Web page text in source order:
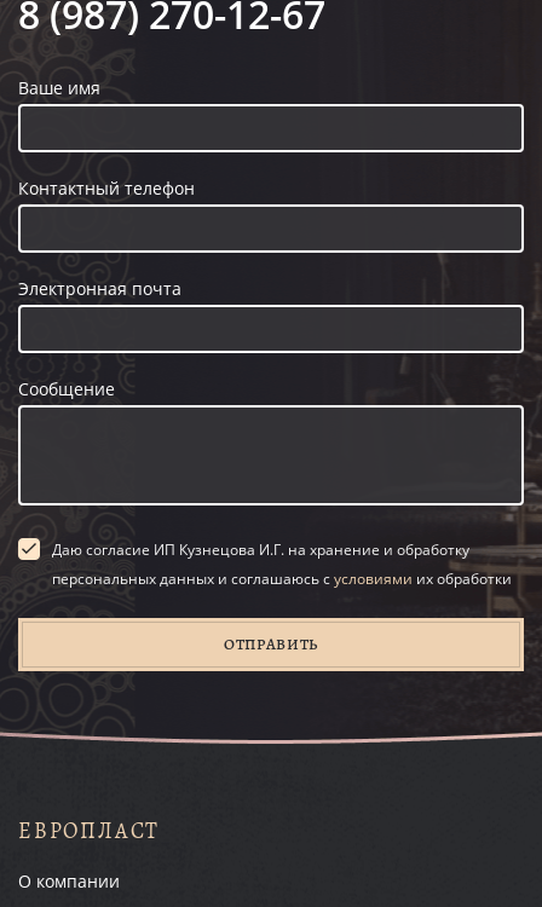
8 (987) 270-12-67
Ваше имя
Контактный телефон
Электронная почта
Сообщение
Даю согласие ИП Кузнецова И.Г. на хранение и обработку
персональных данных и соглашаюсь сусловиями их обработки
ОТПРАВИТЬ
ЕВРОПЛАСТ
О компании